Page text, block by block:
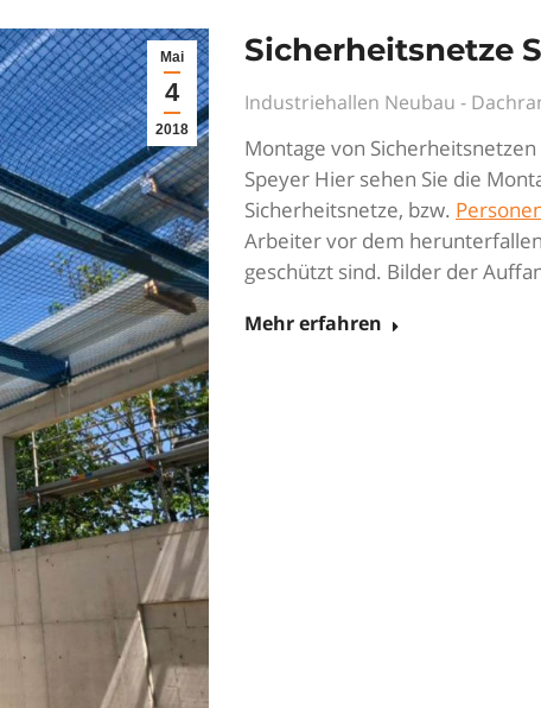
Mai
4
2018
Sicherheitsnetze
Industriehallen Neubau -
Montage von
Speyer Hier sehen Sie die
Sicherheitsnetze, bzw.
Arbeiter vor dem
geschützt sind. Bilder der
Mehr erfahren